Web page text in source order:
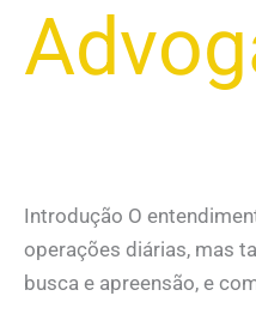
Introdução O
operações diárias, mas
busca e apreensão, e